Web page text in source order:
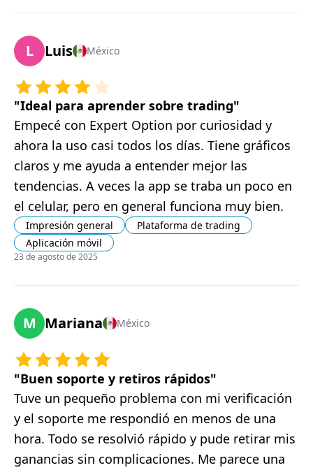
L Luis México
" Ideal para aprender sobre trading"
Empecé con Expert Option por curiosidad y
ahora la uso casi todos los días. Tiene gráficos
claros y me ayuda a entender mejor las
tendencias. A veces la app se traba un poco en
el celular, pero en general funciona muy bien.
Impresión general
Plataforma de trading
Aplicación móvil
23 de agosto de 2025
M Mariana México
" Buen soporte y retiros rápidos"
Tuve un pequeño problema con mi verificación
y el soporte me respondió en menos de una
hora. Todo se resolvió rápido y pude retirar mis
ganancias sin complicaciones. Me parece una